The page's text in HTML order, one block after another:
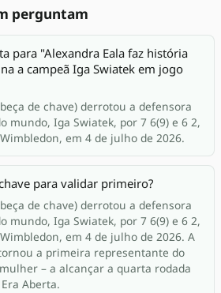
perguntam
para "Alexandra Eala faz história
a campeã Iga Swiatek em jogo
de chave) derrotou a defensora
mundo, Iga Swiatek, por 7 6(9) e 6 2,
em 4 de julho de 2026.
para validar primeiro?
de chave) derrotou a defensora
mundo, Iga Swiatek, por 7 6(9) e 6 2,
em 4 de julho de 2026. A
a primeira representante do
– a alcançar a quarta rodada
Aberta.